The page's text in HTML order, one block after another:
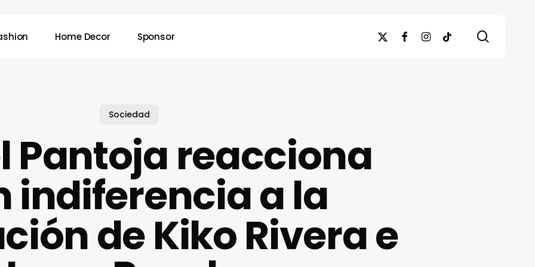
Home Decor Sponsor
x-
facebookinstagram
tiktok
Sociedad
Pantoja reacciona
indiferencia a la
de Kiko Rivera e